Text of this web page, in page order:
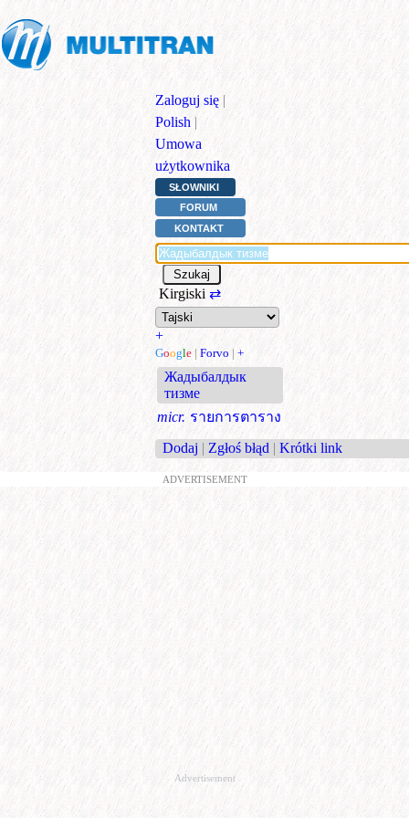
Zaloguj się |
Polish |
Umowa
użytkownika
SŁOWNIKI
FORUM
KONTAKT
Kirgiski ⇄
+
Google | Forvo | +
Жадыбалдык
тизме
micr. รายการตาราง
Dodaj | Zgłoś błąd | Krótki link
ADVERTISEMENT
Advertisement